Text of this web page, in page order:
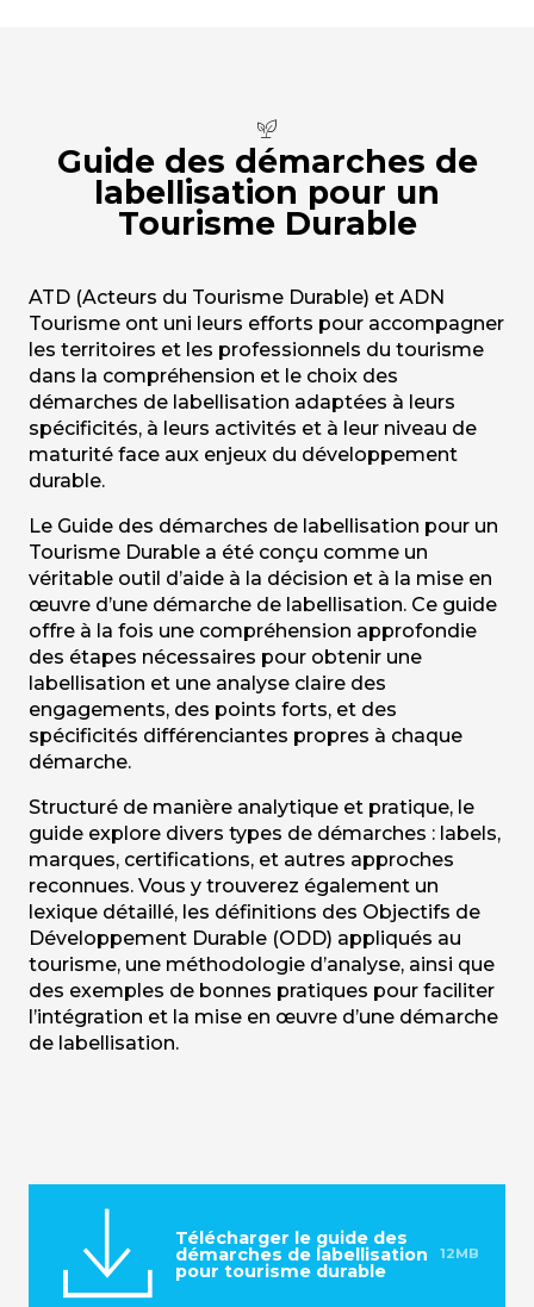
Guide des démarches de
labellisation pour un
Tourisme Durable
ATD (Acteurs du Tourisme Durable) et ADN
Tourisme ont uni leurs efforts pour accompagner
les territoires et les professionnels du tourisme
dans la compréhension et le choix des
démarches de labellisation adaptées à leurs
spécificités, à leurs activités et à leur niveau de
maturité face aux enjeux du développement
durable.
Le Guide des démarches de labellisation pour un
Tourisme Durable a été conçu comme un
véritable outil d’aide à la décision et à la mise en
œuvre d’une démarche de labellisation. Ce guide
offre à la fois une compréhension approfondie
des étapes nécessaires pour obtenir une
labellisation et une analyse claire des
engagements, des points forts, et des
spécificités différenciantes propres à chaque
démarche.
Structuré de manière analytique et pratique, le
guide explore divers types de démarches : labels,
marques, certifications, et autres approches
reconnues. Vous y trouverez également un
lexique détaillé, les définitions des Objectifs de
Développement Durable (ODD) appliqués au
tourisme, une méthodologie d’analyse, ainsi que
des exemples de bonnes pratiques pour faciliter
l’intégration et la mise en œuvre d’une démarche
de labellisation.
Télécharger le guide des
démarches de labellisation
pour tourisme durable
12MB